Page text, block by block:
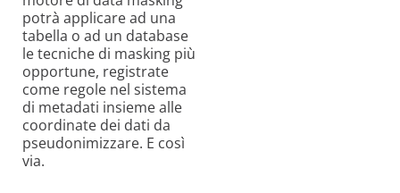
potrà applicare ad una
tabella o ad un database
le tecniche di masking più
opportune, registrate
come regole nel sistema
di metadati insieme alle
coordinate dei dati da
pseudonimizzare. E così
via.